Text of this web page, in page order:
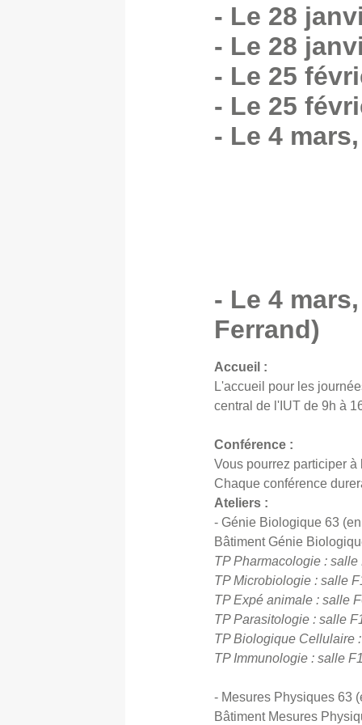
- Le 28
- Le 28
- Le 25
- Le 25
- Le 4
- Le 4
Ferrand)
Accueil :
L'accueil pour les
central de l'IUT de 9h à
Conférence :
Vous pourrez participer
Chaque conférence
Ateliers :
- Génie Biologique 63
Bâtiment Génie
TP Pharmacologie : salle
TP Microbiologie : salle
TP Expé animale : salle
TP Parasitologie : salle
TP Biologique Cellulaire
TP Immunologie : salle
- Mesures Physiques 63
Bâtiment Mesures